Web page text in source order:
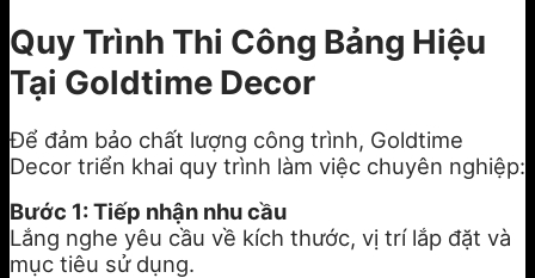
Quy Trình Thi Công Bảng Hiệu
Tại Goldtime Decor
Để đảm bảo chất lượng công trình, Goldtime
Decor triển khai quy trình làm việc chuyên nghiệp:
Bước 1: Tiếp nhận nhu cầu
Lắng nghe yêu cầu về kích thước, vị trí lắp đặt và
mục tiêu sử dụng.